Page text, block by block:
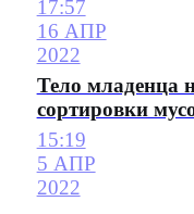
17:57
16 АПР
2022
Тело младенца
сортировки
15:19
5 АПР
2022